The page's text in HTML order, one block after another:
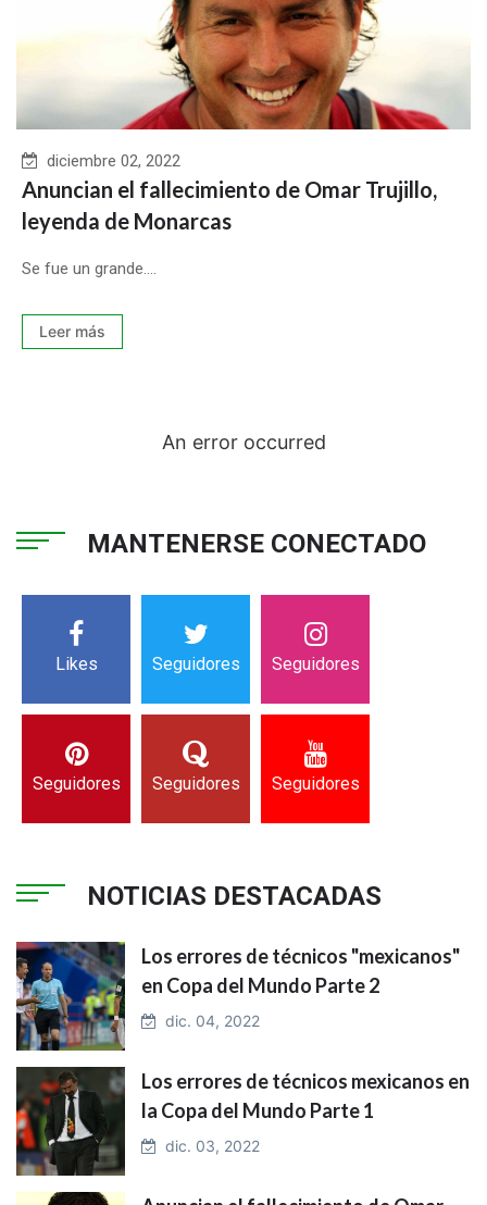
diciembre 02, 2022
Anuncian el fallecimiento de Omar Trujillo,
leyenda de Monarcas
Se fue un grande....
Leer más
An error occurred
MANTENERSE CONECTADO
Likes Seguidores Seguidores
Seguidores Seguidores Seguidores
NOTICIAS DESTACADAS
Los errores de técnicos "mexicanos"
en Copa del Mundo Parte 2
dic. 04, 2022
Los errores de técnicos mexicanos en
la Copa del Mundo Parte 1
dic. 03, 2022